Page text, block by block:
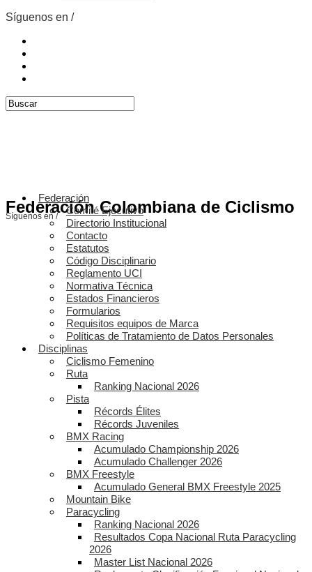
Síguenos en /
Federación Colombiana de Ciclismo
Síguenos en /
Federación
Comité Ejecutivo
Directorio Institucional
Contacto
Estatutos
Código Disciplinario
Reglamento UCI
Normativa Técnica
Estados Financieros
Formularios
Requisitos equipos de Marca
Políticas de Tratamiento de Datos Personales
Disciplinas
Ciclismo Femenino
Ruta
Ranking Nacional 2026
Pista
Récords Élites
Récords Juveniles
BMX Racing
Acumulado Championship 2026
Acumulado Challenger 2026
BMX Freestyle
Acumulado General BMX Freestyle 2025
Mountain Bike
Paracycling
Ranking Nacional 2026
Resultados Copa Nacional Ruta Paracycling
2026
Master List Nacional 2026